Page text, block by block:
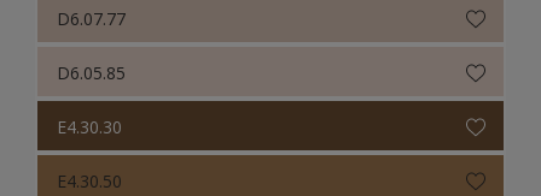
D6.07.77
D6.05.85
E4.30.30
E4.30.50